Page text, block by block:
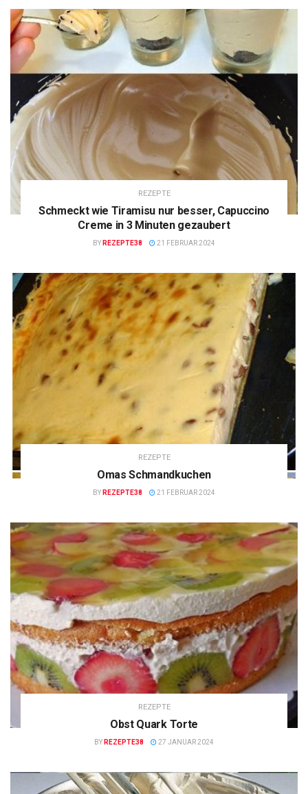
REZEPTE
Schmeckt wie Tiramisu nur besser, Capuccino
Creme in 3 Minuten gezaubert
BY REZEPTE38 21 FEBRUAR 2024
REZEPTE
Omas Schmandkuchen
BY REZEPTE38 21 FEBRUAR 2024
REZEPTE
Obst Quark Torte
BY REZEPTE38 27 JANUAR 2024